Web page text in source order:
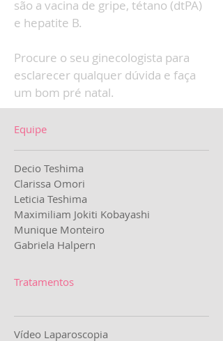
são a vacina de gripe, tétano (dtPA)
e hepatite B.
Procure o seu ginecologista para
esclarecer qualquer dúvida e faça
um bom pré natal.
Equipe
Decio Teshima
Clarissa Omori
Leticia Teshima
Maximiliam Jokiti Kobayashi
Munique Monteiro
Gabriela Halpern
Tratamentos
Vídeo Laparoscopia